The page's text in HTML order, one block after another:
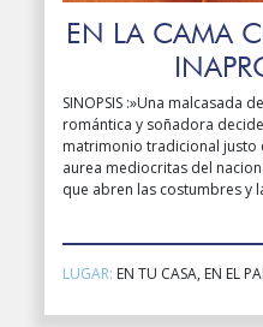
EN LA CAMA
SINOPSIS :»Una malcasada
romántica y soñadora
matrimonio tradicional justo
aurea mediocritas del
que abren las costumbres y
LUGAR: EN TU CASA, EN EL